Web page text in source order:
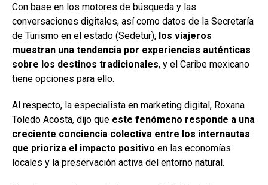
Con base en los motores de búsqueda y las
conversaciones digitales, así como datos de la Secretaría
de Turismo en el estado (Sedetur), los viajeros
muestran una tendencia por experiencias auténticas
sobre los destinos tradicionales, y el Caribe mexicano
tiene opciones para ello.
Al respecto, la especialista en marketing digital, Roxana
Toledo Acosta, dijo que este fenómeno responde a una
creciente conciencia colectiva entre los internautas
que prioriza el impacto positivo en las economías
locales y la preservación activa del entorno natural.